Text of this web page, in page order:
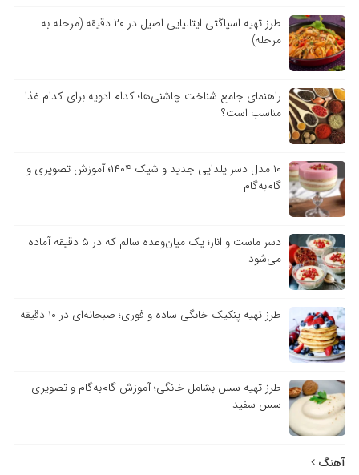
طرز تهیه اسپاگتی ایتالیایی اصیل در ۲۰ دقیقه (مرحله به
مرحله)
راهنمای جامع شناخت چاشنی‌ها؛ کدام ادویه برای کدام غذا
مناسب است؟
۱۰ مدل دسر یلدایی جدید و شیک ۱۴۰۴؛ آموزش تصویری و
گام‌به‌گام
دسر ماست و انار؛ یک میان‌وعده سالم که در ۵ دقیقه آماده
می‌شود
طرز تهیه پنکیک خانگی ساده و فوری؛ صبحانه‌ای در ۱۰ دقیقه
طرز تهیه سس بشامل خانگی؛ آموزش گام‌به‌گام و تصویری
سس سفید
آهنگ